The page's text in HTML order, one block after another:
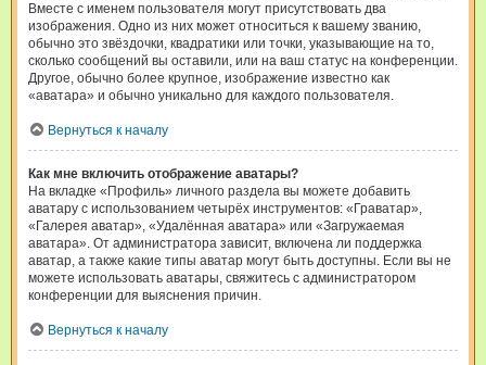
Вместе с именем пользователя могут присутствовать два
изображения. Одно из них может относиться к вашему званию,
обычно это звёздочки, квадратики или точки, указывающие на то,
сколько сообщений вы оставили, или на ваш статус на конференции.
Другое, обычно более крупное, изображение известно как
«аватара» и обычно уникально для каждого пользователя.
Вернуться к началу
Как мне включить отображение аватары?
На вкладке «Профиль» личного раздела вы можете добавить
аватару с использованием четырёх инструментов: «Граватар»,
«Галерея аватар», «Удалённая аватара» или «Загружаемая
аватара». От администратора зависит, включена ли поддержка
аватар, а также какие типы аватар могут быть доступны. Если вы не
можете использовать аватары, свяжитесь с администратором
конференции для выяснения причин.
Вернуться к началу